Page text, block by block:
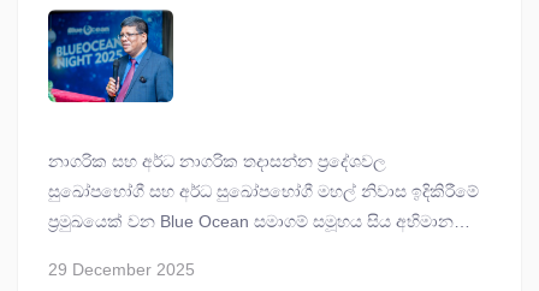
නාගරික සහ අර්ධ නාගරික තදාසන්න ප්‍රදේශවල
සුඛෝපභෝගී සහ අර්ධ සුඛෝපභෝගී මහල් නිවාස ඉදිකිරීමේ
ප්‍රමුඛයෙක් වන Blue Ocean සමාගම් සමූහය සිය අභිමානවත්
29 December 2025